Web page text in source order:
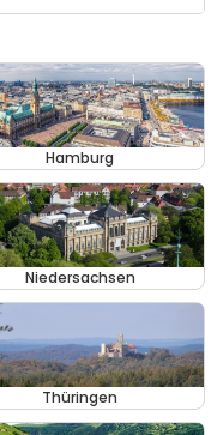
Hamburg
Niedersachsen
Thüringen